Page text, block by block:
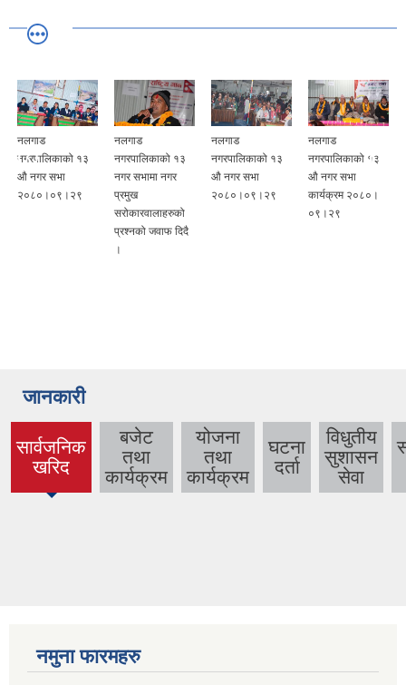
नलगाड
नगरपालिकाको १३
औ नगर सभा
२०८०।०९।२९
नलगाड
नगरपालिकाको १३
नगर सभामा नगर
प्रमुख
सरोकारवालाहरुको
प्रश्नको जवाफ दिदै
।
नलगाड
नगरपालिकाको १३
औ नगर सभा
२०८०।०९।२९
नलगाड
नगरपालिकाको १३
औ नगर सभा
कार्यक्रम २०८०।
०९।२९
जानकारी
सार्वजनिक
खरिद
(active
बजेट
तथा
कार्यक्रम
योजना
तथा
कार्यक्रम
घटना
दर्ता
विधुतीय
सुशासन
सेवा
नमुना फारमहरु